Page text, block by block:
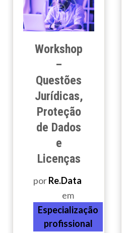
Workshop
–
Questões
Jurídicas,
Proteção
de Dados
e
Licenças
porRe.Data
em
Especialização
profissional